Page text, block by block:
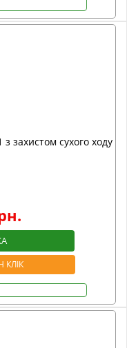
захистом сухого ходу
КЛІК